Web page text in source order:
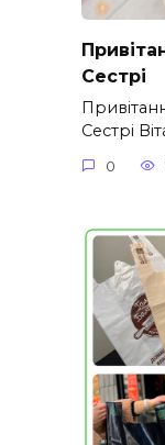
Сестрі
Сестрі
0